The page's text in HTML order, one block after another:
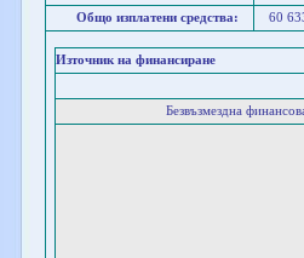
Общо изплатени средства:
60
Източник на финансиране
Безвъзмездна